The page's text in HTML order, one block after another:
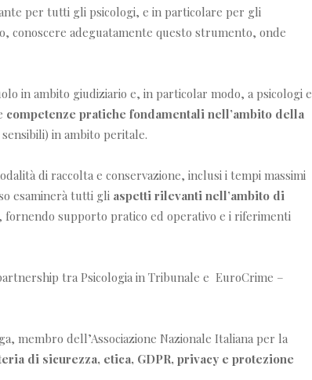
per tutti gli psicologi, e in particolare per gli
conoscere adeguatamente questo strumento, onde
in ambito giudiziario e, in particolar modo, a psicologi e
competenze pratiche fondamentali nell’ambito della
in ambito peritale.
di raccolta e conservazione, inclusi i tempi massimi
esaminerà tutti gli aspetti rilevanti nell’ambito di
supporto pratico ed operativo e i riferimenti
tra Psicologia in Tribunale e EuroCrime –
membro dell’Associazione Nazionale Italiana per la
di sicurezza, etica, GDPR, privacy e protezione